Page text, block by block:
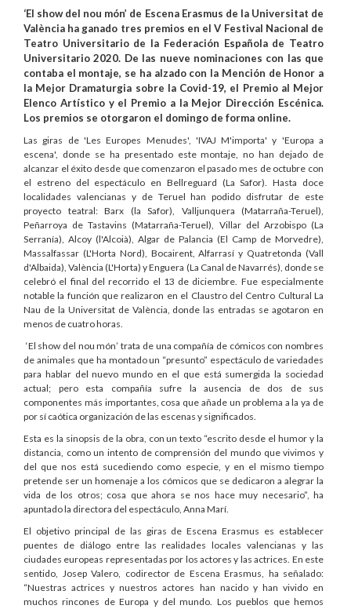
‘El show del nou món’ de Escena Erasmus de la Universitat de
València ha ganado tres premios en el V Festival Nacional de
Teatro Universitario de la Federación Española de Teatro
Universitario 2020. De las nueve nominaciones con las que
contaba el montaje, se ha alzado con la Mención de Honor a
la Mejor Dramaturgia sobre la Covid-19, el Premio al Mejor
Elenco Artístico y el Premio a la Mejor Dirección Escénica.
Los premios se otorgaron el domingo de forma online.
Las giras de 'Les Europes Menudes', 'IVAJ M'importa' y 'Europa a
escena', donde se ha presentado este montaje, no han dejado de
alcanzar el éxito desde que comenzaron el pasado mes de octubre con
el estreno del espectáculo en Bellreguard (La Safor). Hasta doce
localidades valencianas y de Teruel han podido disfrutar de este
proyecto teatral: Barx (la Safor), Valljunquera (Matarraña-Teruel),
Peñarroya de Tastavins (Matarraña-Teruel), Villar del Arzobispo (La
Serranía), Alcoy (l'Alcoià), Algar de Palancia (El Camp de Morvedre),
Massalfassar (L'Horta Nord), Bocairent, Alfarrasí y Quatretonda (Vall
d'Albaida), València (L'Horta) y Enguera (La Canal de Navarrés), donde se
celebró el final del recorrido el 13 de diciembre. Fue especialmente
notable la función que realizaron en el Claustro del Centro Cultural La
Nau de la Universitat de València, donde las entradas se agotaron en
menos de cuatro horas.
‘El show del nou món’ trata de una compañía de cómicos con nombres
de animales que ha montado un “presunto” espectáculo de variedades
para hablar del nuevo mundo en el que está sumergida la sociedad
actual; pero esta compañía sufre la ausencia de dos de sus
componentes más importantes, cosa que añade un problema a la ya de
por sí caótica organización de las escenas y significados.
Esta es la sinopsis de la obra, con un texto “escrito desde el humor y la
distancia, como un intento de comprensión del mundo que vivimos y
del que nos está sucediendo como especie, y en el mismo tiempo
pretende ser un homenaje a los cómicos que se dedicaron a alegrar la
vida de los otros; cosa que ahora se nos hace muy necesario”, ha
apuntado la directora del espectáculo, Anna Marí.
El objetivo principal de las giras de Escena Erasmus es establecer
puentes de diálogo entre las realidades locales valencianas y las
ciudades europeas representadas por los actores y las actrices. En este
sentido, Josep Valero, codirector de Escena Erasmus, ha señalado:
“Nuestras actrices y nuestros actores han nacido y han vivido en
muchos rincones de Europa y del mundo. Los pueblos que hemos